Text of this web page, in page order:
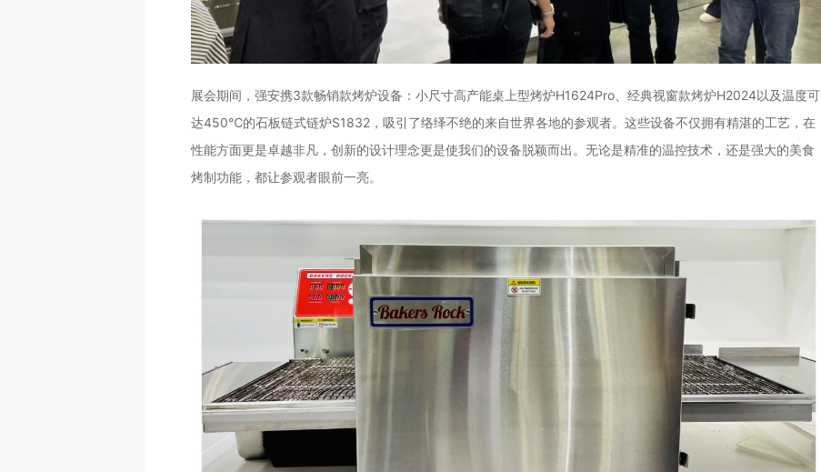
展会期间，强安携3款畅销款烤炉设备：小尺寸高产能桌上型烤炉H1624Pro、经典视窗款烤炉H2024以及温度可
达450℃的石板链式链炉S1832，吸引了络绎不绝的来自世界各地的参观者。这些设备不仅拥有精湛的工艺，在
性能方面更是卓越非凡，创新的设计理念更是使我们的设备脱颖而出。无论是精准的温控技术，还是强大的美食
烤制功能，都让参观者眼前一亮。